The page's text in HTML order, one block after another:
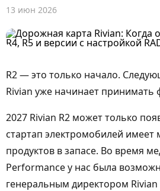
13 июн 2026
R2 — это только начало.
Rivian уже начинает принимать
2027 Rivian R2 может только
стартап электромобилей имеет
продуктов в запасе. Во время
Performance у нас была
генеральным директором Rivian